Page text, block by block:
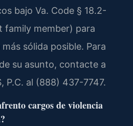
bajo Va. Code § 18.2-
family member) para
sólida posible. Para
su asunto, contacte a
P.C. al (888) 437-7747.
cargos de violencia